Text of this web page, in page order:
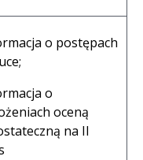
o postępach
o
oceną
na II